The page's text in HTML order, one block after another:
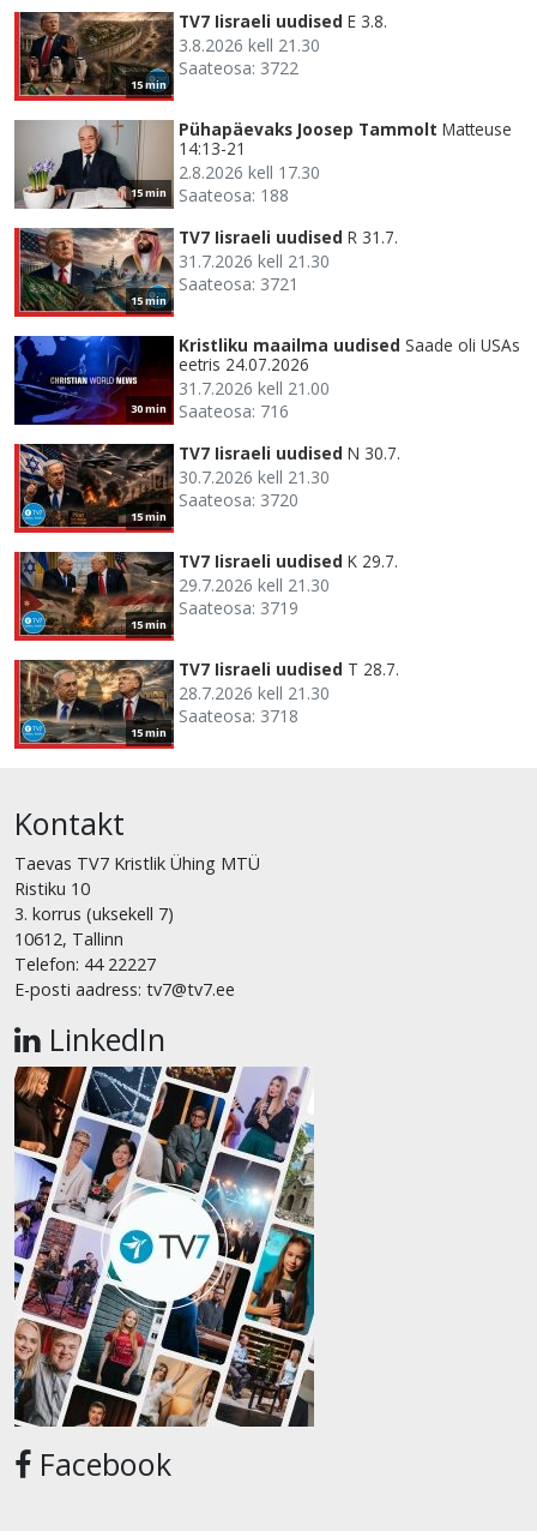
15 min
TV7 Iisraeli uudised E 3.8.
3.8.2026 kell 21.30
Saateosa: 3722
15 min
Pühapäevaks Joosep Tammolt Matteuse
14:13-21
2.8.2026 kell 17.30
Saateosa: 188
15 min
TV7 Iisraeli uudised R 31.7.
31.7.2026 kell 21.30
Saateosa: 3721
30 min
Kristliku maailma uudised Saade oli USAs
eetris 24.07.2026
31.7.2026 kell 21.00
Saateosa: 716
15 min
TV7 Iisraeli uudised N 30.7.
30.7.2026 kell 21.30
Saateosa: 3720
15 min
TV7 Iisraeli uudised K 29.7.
29.7.2026 kell 21.30
Saateosa: 3719
15 min
TV7 Iisraeli uudised T 28.7.
28.7.2026 kell 21.30
Saateosa: 3718
Kontakt
Taevas TV7 Kristlik Ühing MTÜ
Ristiku 10
3. korrus (uksekell 7)
10612, Tallinn
Telefon: 44 22227
E-posti aadress: tv7@tv7.ee
LinkedIn
Facebook